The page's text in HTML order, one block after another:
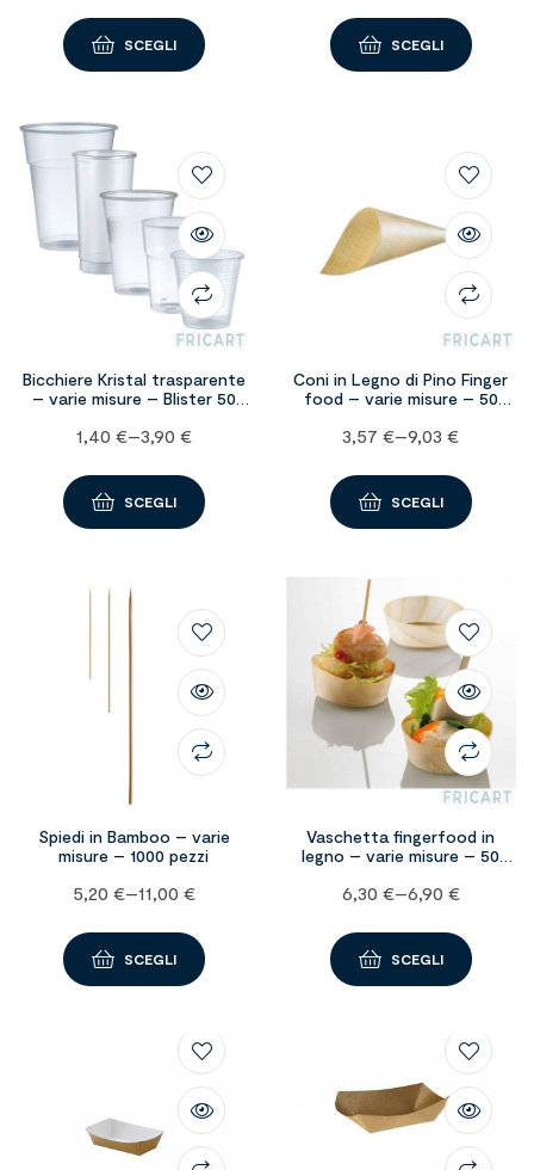
SCEGLI SCEGLI
Bicchiere Kristal trasparente
– varie misure – Blister 50
1,40 €–3,90 €
SCEGLI
Coni in Legno di Pino Finger
food – varie misure – 50
3,57 €–9,03 €
SCEGLI
Spiedi in Bamboo – varie
misure – 1000 pezzi
5,20 €–11,00 €
SCEGLI
Vaschetta fingerfood in
legno – varie misure – 50
6,30 €–6,90 €
SCEGLI